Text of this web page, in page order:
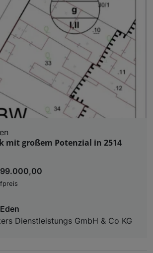
mit großem Potenzial in 2514
Dienstleistungs GmbH & Co KG